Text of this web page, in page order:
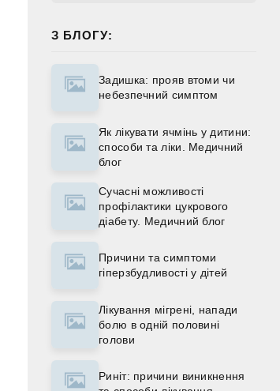
З БЛОГУ:
Задишка: прояв втоми чи
небезпечний симптом
Як лікувати ячмінь у дитини:
способи та ліки. Медичний
блог
Сучасні можливості
профілактики цукрового
діабету. Медичний блог
Причини та симптоми
гіперзбудливості у дітей
Лікування мігрені, напади
болю в одній половині
голови
Риніт: причини виникнення